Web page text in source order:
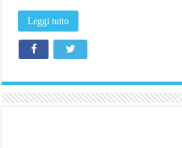
Leggi tutto